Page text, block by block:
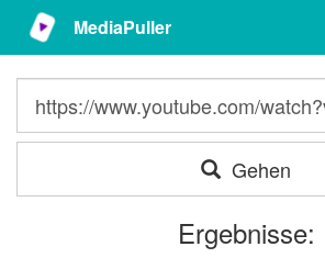
MediaPuller
Gehen
Ergebnisse: